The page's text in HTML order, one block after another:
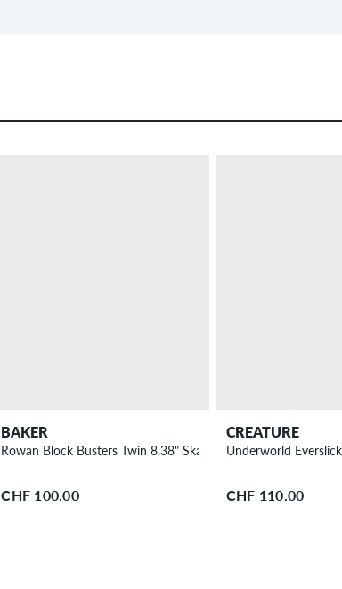
BAKER
Rowan Block Busters Twin 8.38" Skateboard Deck
CHF 100.00
CREATURE
Underworld
CHF 110.00